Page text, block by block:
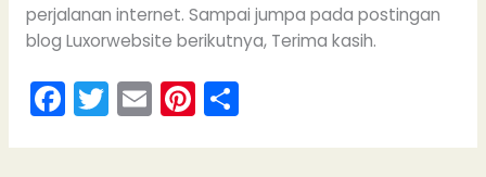
perjalanan internet. Sampai jumpa pada postingan
blog Luxorwebsite berikutnya, Terima kasih.
F T E Pi S